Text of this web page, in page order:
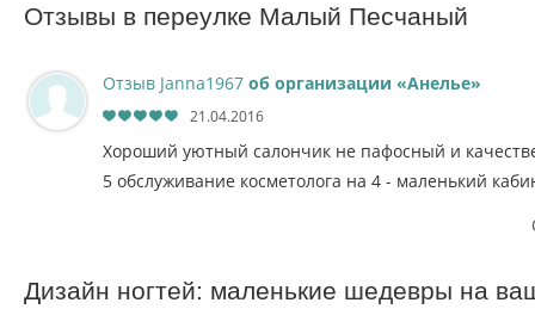
Отзывы в переулке Малый Песчаный
Отзыв Janna1967 об организации «Анелье»
21.04.2016
Хороший уютный салончик не пафосный и
5 обслуживание косметолога на 4 - маленький
Дизайн ногтей: маленькие шедевры на